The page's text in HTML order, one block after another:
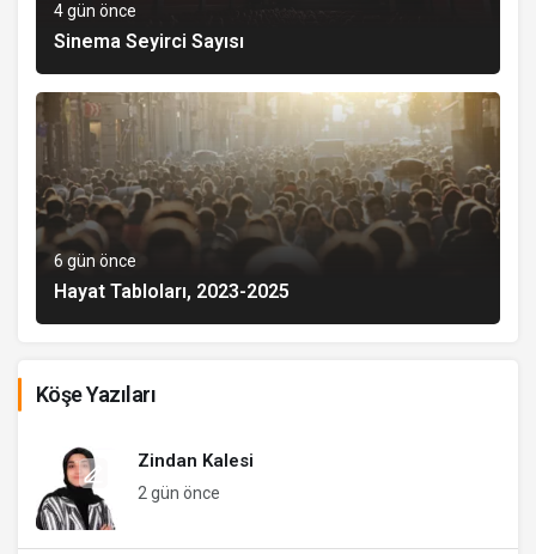
4 gün önce
Sinema Seyirci Sayısı
6 gün önce
Hayat Tabloları, 2023-2025
Köşe Yazıları
Zindan Kalesi
2 gün önce